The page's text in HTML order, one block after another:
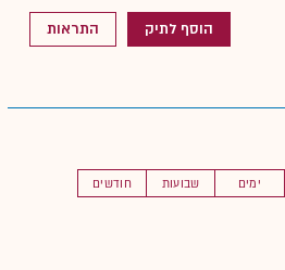
הוסף לתיק התראות
חודשים שבועות ימים